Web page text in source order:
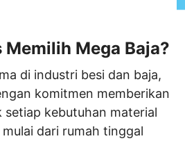
Memilih Mega Baja?
di industri besi dan baja,
komitmen memberikan
setiap kebutuhan material
dari rumah tinggal